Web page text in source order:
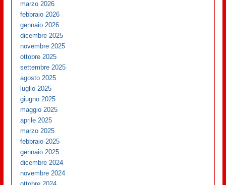
marzo 2026
febbraio 2026
gennaio 2026
dicembre 2025
novembre 2025
ottobre 2025
settembre 2025
agosto 2025
luglio 2025
giugno 2025
maggio 2025
aprile 2025
marzo 2025
febbraio 2025
gennaio 2025
dicembre 2024
novembre 2024